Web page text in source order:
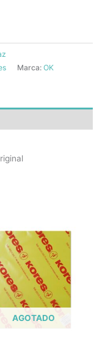
Marca: OK
AGOTADO